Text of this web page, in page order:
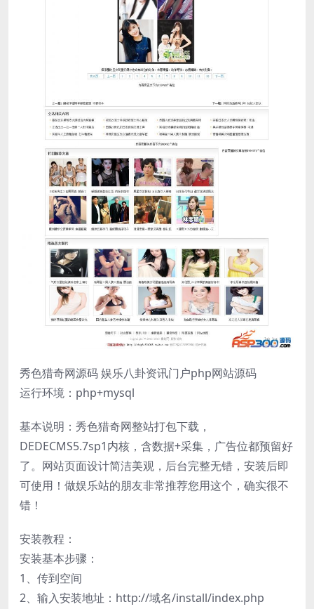
秀色猎奇网源码 娱乐八卦资讯门户php网站源码
运行环境：php+mysql
基本说明：秀色猎奇网整站打包下载，
DEDECMS5.7sp1内核，含数据+采集，广告位都预留好
了。网站页面设计简洁美观，后台完整无错，安装后即
可使用！做娱乐站的朋友非常推荐您用这个，确实很不
错！
安装教程：
安装基本步骤：
1、传到空间
2、输入安装地址：http://域名/install/index.php